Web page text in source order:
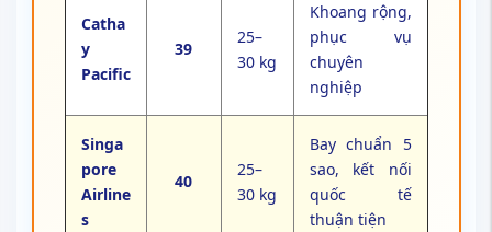
Catha
y
Pacific
39
25–
30 kg
Khoang rộng,
phục vụ
chuyên
nghiệp
Singa
pore
Airline
s
40
25–
30 kg
Bay chuẩn 5
sao, kết nối
quốc tế
thuận tiện